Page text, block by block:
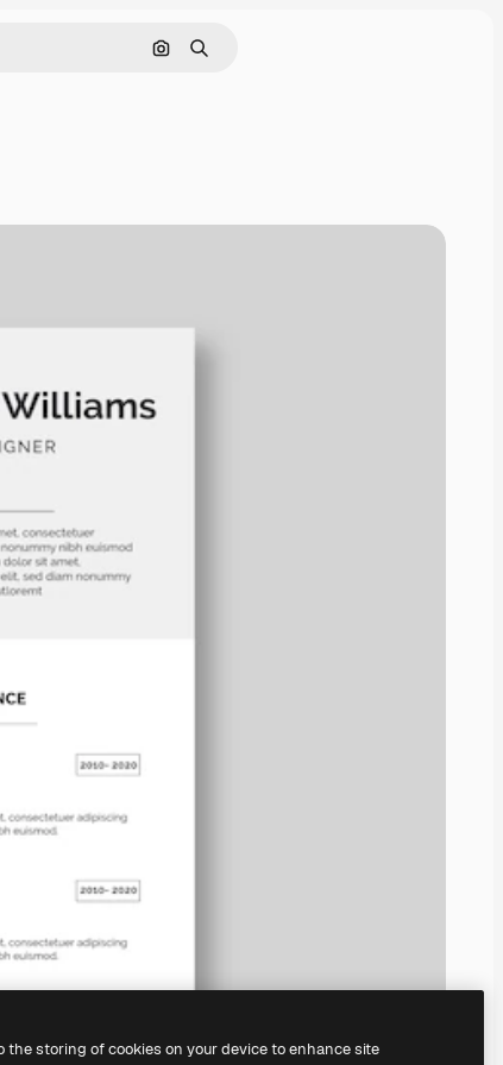
Buscar por imagen
Buscar
the storing of cookies on your device to enhance site